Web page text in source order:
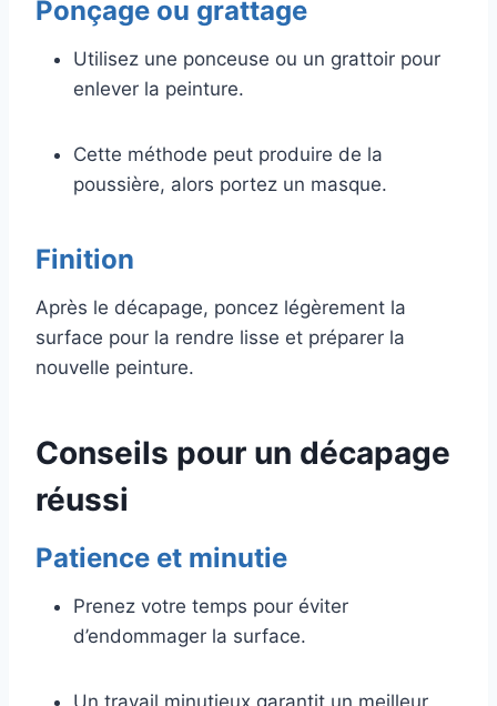
Ponçage ou grattage
Utilisez une ponceuse ou un grattoir pour
enlever la peinture.
Cette méthode peut produire de la
poussière, alors portez un masque.
Finition
Après le décapage, poncez légèrement la
surface pour la rendre lisse et préparer la
nouvelle peinture.
Conseils pour un décapage
réussi
Patience et minutie
Prenez votre temps pour éviter
d’endommager la surface.